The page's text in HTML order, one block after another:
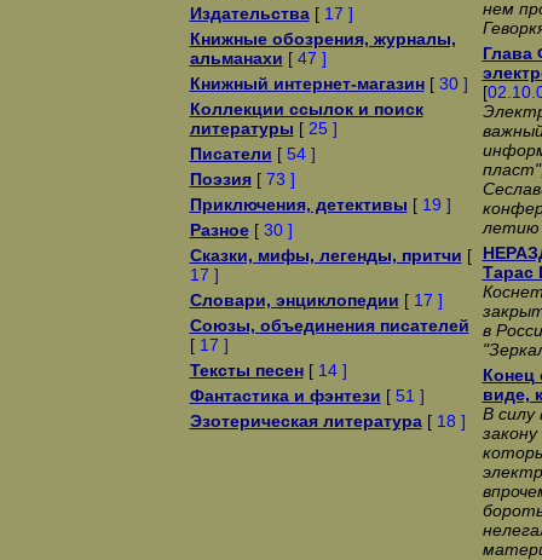
Издательства[ 17 ]
Книжные обозрения, журналы,
альманахи [ 47 ]
Книжный интернет-магазин[ 30 ]
Коллекции ссылок и поиск
литературы [ 25 ]
Писатели [ 54 ]
Поэзия[ 73 ]
Приключения, детективы [ 19 ]
Разное[ 30 ]
Сказки, мифы, легенды, притчи [
17 ]
Словари, энциклопедии [ 17 ]
Союзы, объединения писателей
[ 17 ]
Тексты песен[ 14 ]
Фантастика и фэнтези [ 51 ]
Эзотерическая литература[ 18 ]
нем
Глава
[
летию
Тарас
в
Конец
виде,
В силу